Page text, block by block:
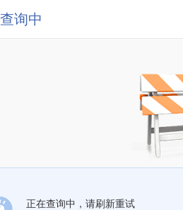
询中
正在查询中，请刷新重试